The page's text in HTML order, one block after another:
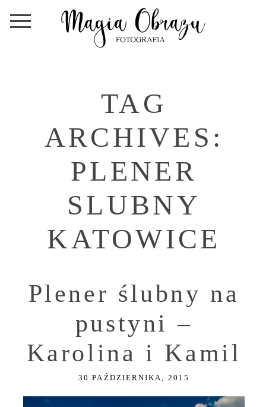
TAG
ARCHIVES:
PLENER
SLUBNY
KATOWICE
Plener ślubny na
pustyni –
Karolina i Kamil
30 PAŹDZIERNIKA, 2015